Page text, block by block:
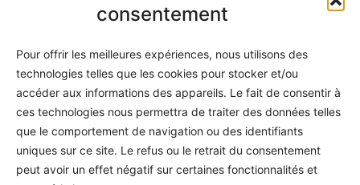
consentement
Pour offrir les meilleures expériences, nous utilisons des
technologies telles que les cookies pour stocker et/ou
accéder aux informations des appareils. Le fait de consentir à
ces technologies nous permettra de traiter des données telles
que le comportement de navigation ou des identifiants
uniques sur ce site. Le refus ou le retrait du consentement
peut avoir un effet négatif sur certaines fonctionnalités et
S'abonner
À propos
Contact / Support
Mes publications